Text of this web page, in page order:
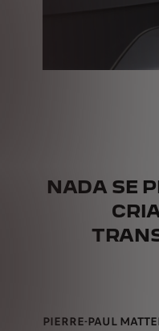
NADA SE
PIERRE-PAUL